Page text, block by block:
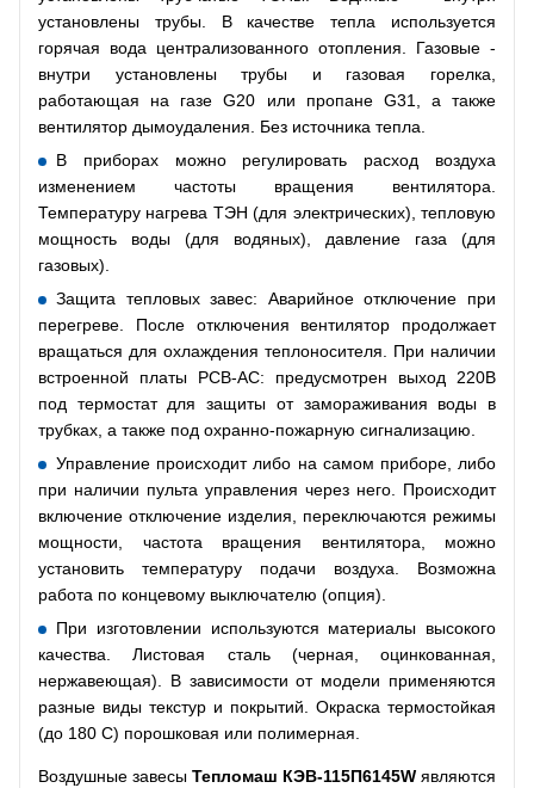
установлены трубы. В качестве тепла используется
горячая вода централизованного отопления. Газовые -
внутри установлены трубы и газовая горелка,
работающая на газе G20 или пропане G31, а также
вентилятор дымоудаления. Без источника тепла.
В приборах можно регулировать расход воздуха
изменением частоты вращения вентилятора.
Температуру нагрева ТЭН (для электрических), тепловую
мощность воды (для водяных), давление газа (для
газовых).
Защита тепловых завес: Аварийное отключение при
перегреве. После отключения вентилятор продолжает
вращаться для охлаждения теплоносителя. При наличии
встроенной платы РСВ-АС: предусмотрен выход 220В
под термостат для защиты от замораживания воды в
трубках, а также под охранно-пожарную сигнализацию.
Управление происходит либо на самом приборе, либо
при наличии пульта управления через него. Происходит
включение отключение изделия, переключаются режимы
мощности, частота вращения вентилятора, можно
установить температуру подачи воздуха. Возможна
работа по концевому выключателю (опция).
При изготовлении используются материалы высокого
качества. Листовая сталь (черная, оцинкованная,
нержавеющая). В зависимости от модели применяются
разные виды текстур и покрытий. Окраска термостойкая
(до 180 С) порошковая или полимерная.
Воздушные завесы Тепломаш КЭВ-115П6145W являются